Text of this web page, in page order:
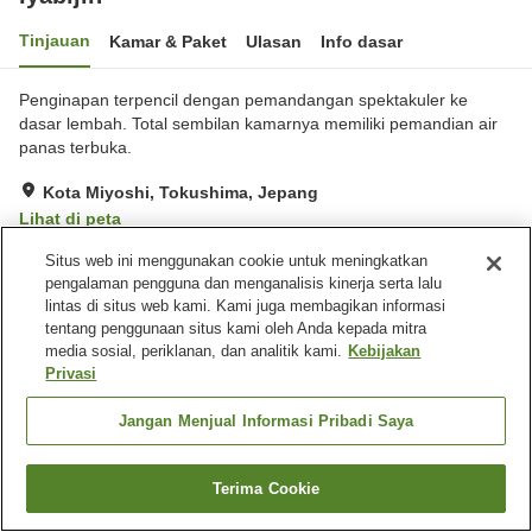
Tinjauan Kamar & Paket Ulasan Info dasar
Penginapan terpencil dengan pemandangan spektakuler ke
dasar lembah. Total sembilan kamarnya memiliki pemandian air
panas terbuka.
Kota Miyoshi, Tokushima, Jepang
Lihat di peta
Luar biasa Ulasan:215
Fasilitas properti
Tempat parkir
Restoran
Makan pribadi
Beranda Jepang Tokushima Kota Miyoshi Iyabijin
Cari kamar
Situs web ini menggunakan cookie untuk meningkatkan
pengalaman pengguna dan menganalisis kinerja serta lalu
lintas di situs web kami. Kami juga membagikan informasi
tentang penggunaan situs kami oleh Anda kepada mitra
media sosial, periklanan, dan analitik kami. Kebijakan
Privasi
Jangan Menjual Informasi Pribadi Saya
Terima Cookie